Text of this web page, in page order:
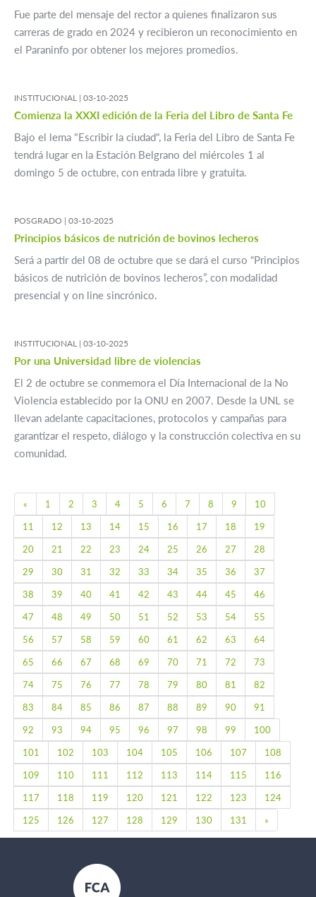
Fue parte del mensaje del rector a quienes finalizaron sus
carreras de grado en 2024 y recibieron un reconocimiento en
el Paraninfo por obtener los mejores promedios.
INSTITUCIONAL | 03-10-2025
Comienza la XXXI edición de la Feria del Libro de Santa Fe
Bajo el lema "Escribir la ciudad", la Feria del Libro de Santa Fe
tendrá lugar en la Estación Belgrano del miércoles 1 al
domingo 5 de octubre, con entrada libre y gratuita.
POSGRADO | 03-10-2025
Principios básicos de nutrición de bovinos lecheros
Será a partir del 08 de octubre que se dará el curso “Principios
básicos de nutrición de bovinos lecheros”, con modalidad
presencial y on line sincrónico.
INSTITUCIONAL | 03-10-2025
Por una Universidad libre de violencias
El 2 de octubre se conmemora el Día Internacional de la No
Violencia establecido por la ONU en 2007. Desde la UNL se
llevan adelante capacitaciones, protocolos y campañas para
garantizar el respeto, diálogo y la construcción colectiva en su
comunidad.
« Previous
1 2 3 4 5 6 7 8 9
10
11
12 13 14 15 16 17 18
19
20
21 22 23 24 25 26 27
28
29
30 31 32 33 34 35 36
37
38
39 40 41 42 43 44 45
46
47
48 49 50 51 52 53 54
55
56
57 58 59 60 61 62 63
64
65
66 67 68 69 70 71 72
73
74
75 76 77 78 79 80 81
82
83
84 85 86 87 88 89 90
91
92
93 94 95 96 97 98 99
100
101
102 103 104 105 106 107
108
109
110 111 112 113 114 115
116
117
118 119 120 121 122 123
124
125
126 127 128 129 130 131 »